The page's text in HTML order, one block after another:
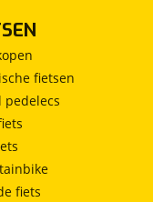
fietsen
pedelecs
fiets